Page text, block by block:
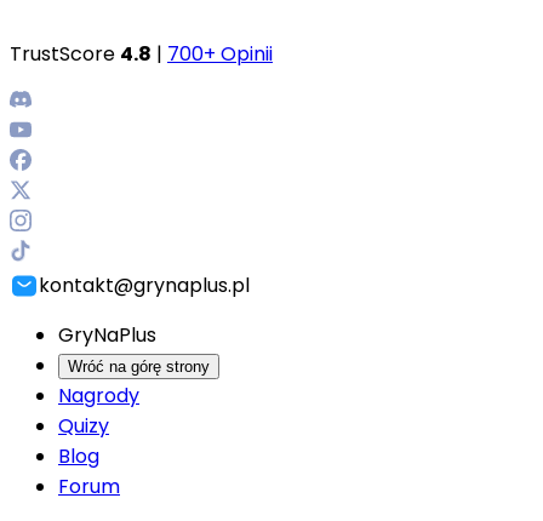
TrustScore 4.8 | 700+ Opinii
kontakt@grynaplus.pl
GryNaPlus
Wróć na górę strony
Nagrody
Quizy
Blog
Forum